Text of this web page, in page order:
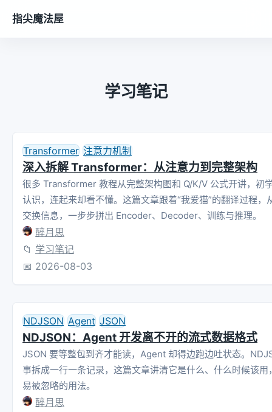
指尖魔法屋
学习笔记
Transformer 注意力机制
深入拆解 Transformer：从注意力到完整架构
很多 Transformer 教程从完整架构图和 Q/K/V 公式开讲，初
认识，连起来却看不懂。这篇文章跟着“我爱猫”的翻译过程，
交换信息，一步步拼出 Encoder、Decoder、训练与推理。
醉月思
📁 学习笔记
📅 2026-08-03
NDJSON Agent JSON
NDJSON：Agent 开发离不开的流式数据格式
JSON 要等整包到齐才能读，Agent 却得边跑边吐状态。
事拆成一行一条记录，这篇文章讲清它是什么、什么时候该用
易被忽略的用法。
醉月思